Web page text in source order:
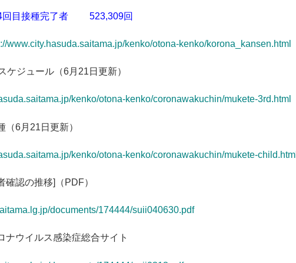
種完了者 523,309回
www.city.hasuda.saitama.jp/kenko/otona-kenko/korona_kansen.html
ケジュール（6月21日更新）
kenko/otona-kenko/coronawakuchin/mukete-3rd.html
（6月21日更新）
kenko/otona-kenko/coronawakuchin/mukete-child.html
確認の推移]（PDF）
documents/174444/suii040630.pdf
ナウイルス感染症総合サイト